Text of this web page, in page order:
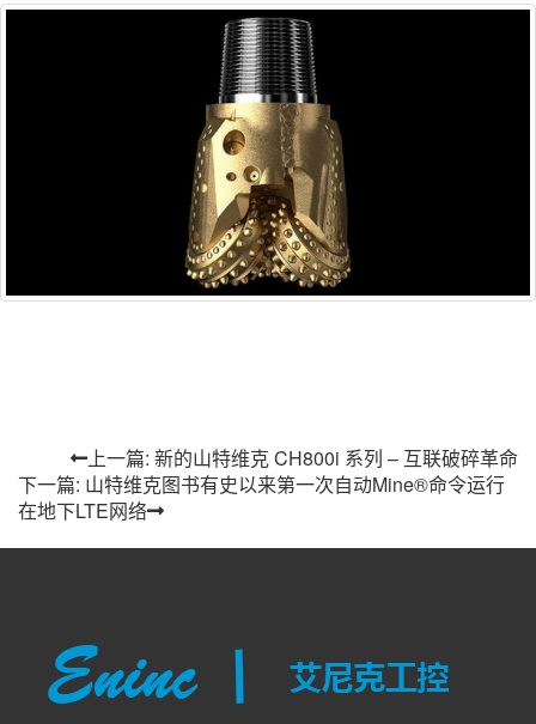
上一篇: 新的山特维克 CH800i 系列 – 互联破碎革命
下一篇: 山特维克图书有史以来第一次自动Mine®命令运行
在地下LTE网络